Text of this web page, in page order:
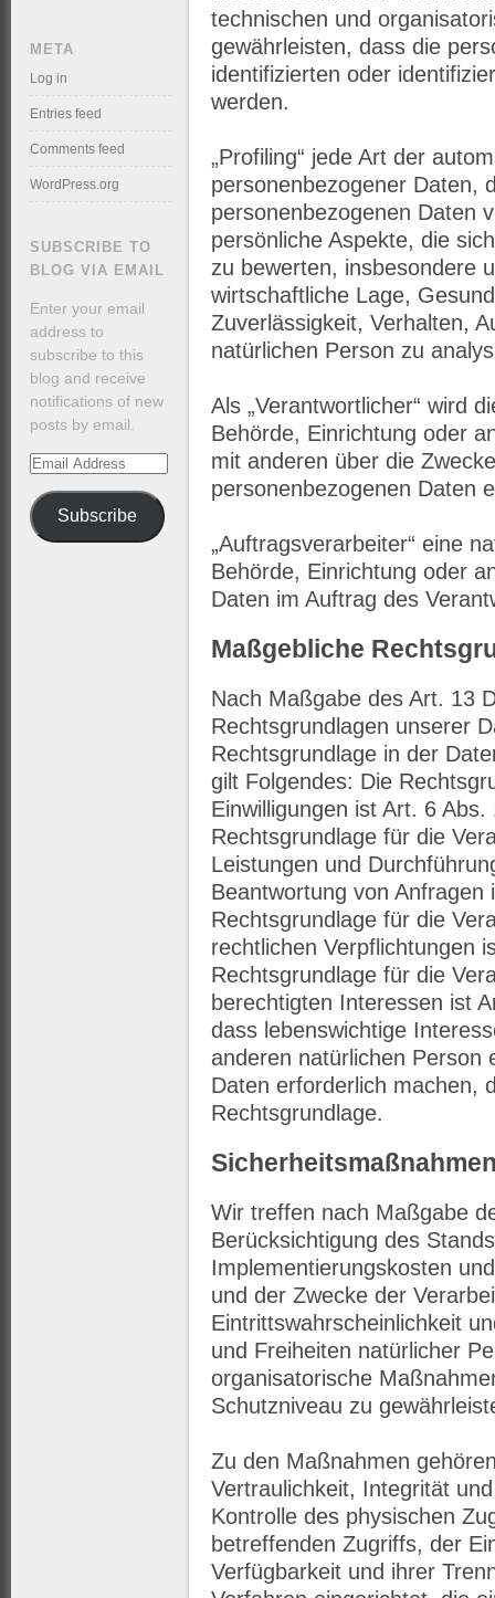
technischen und
gewährleisten, dass die
identifizierten oder
werden.
„Profiling“ jede Art der
personenbezogener Daten,
personenbezogenen Daten
persönliche Aspekte, die
zu bewerten, insbesondere
wirtschaftliche Lage,
Zuverlässigkeit, Verhalten,
natürlichen Person zu
Als „Verantwortlicher“ wird
Behörde, Einrichtung oder
mit anderen über die
personenbezogenen Daten
„Auftragsverarbeiter“ eine
Behörde, Einrichtung oder
Daten im Auftrag des
Maßgebliche
Nach Maßgabe des Art. 13
Rechtsgrundlagen unserer
Rechtsgrundlage in der
gilt Folgendes: Die
Einwilligungen ist Art. 6
Rechtsgrundlage für die
Leistungen und
Beantwortung von
Rechtsgrundlage für die
rechtlichen Verpflichtungen
Rechtsgrundlage für die
berechtigten Interessen ist
dass lebenswichtige
anderen natürlichen Person
Daten erforderlich machen,
Rechtsgrundlage.
Wir treffen nach Maßgabe
Berücksichtigung des
Implementierungskosten
und der Zwecke der
Eintrittswahrscheinlichkeit
und Freiheiten natürlicher
organisatorische
Schutzniveau zu
Zu den Maßnahmen
Vertraulichkeit, Integrität
Kontrolle des physischen
betreffenden Zugriffs, der
Verfügbarkeit und ihrer
META
Log in
Entries feed
Comments feed
WordPress.org
SUBSCRIBE TO
BLOG VIA EMAIL
Enter your email
address to
subscribe to this
blog and receive
notifications of new
posts by email.
Email
Subscribe